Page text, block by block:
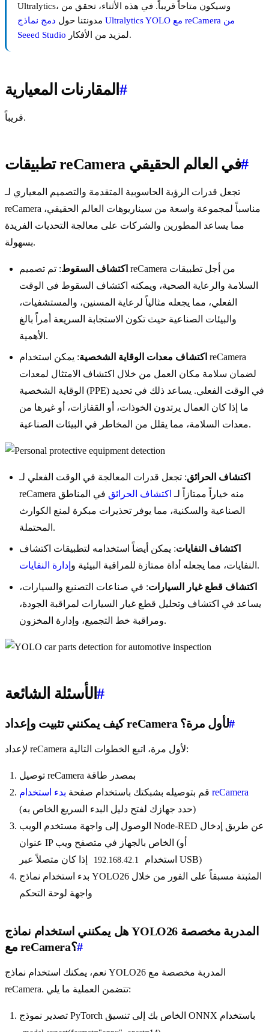
Ultralytics، وسيكون متاحاً قريباً. في هذه الأثناء، تحقق من
مدونتنا حول دمج نماذج Ultralytics YOLO مع reCamera من
Seeed Studio
لمزيد من الأفكار.
المقارنات المعيارية #
قريباً.
تطبيقات reCamera في العالم الحقيقي#
تجعل قدرات الرؤية الحاسوبية المتقدمة والتصميم المعياري لـ
reCamera مناسباً لمجموعة واسعة من سيناريوهات العالم الحقيقي،
مما يساعد المطورين والشركات على معالجة التحديات الفريدة
بسهولة.
اكتشاف السقوط: تم تصميم reCamera من أجل تطبيقات
السلامة والرعاية الصحية، ويمكنه اكتشاف السقوط في الوقت
الفعلي، مما يجعله مثالياً لرعاية المسنين، والمستشفيات،
والبيئات الصناعية حيث تكون الاستجابة السريعة أمراً بالغ
الأهمية.
اكتشاف معدات الوقاية الشخصية: يمكن استخدام reCamera
لضمان سلامة مكان العمل من خلال اكتشاف الامتثال لمعدات
الوقاية الشخصية (PPE) في الوقت الفعلي. يساعد ذلك في تحديد
ما إذا كان العمال يرتدون الخوذات، أو القفازات، أو غيرها من
معدات السلامة، مما يقلل من المخاطر في البيئات الصناعية.
اكتشاف الحرائق: تجعل قدرات المعالجة في الوقت الفعلي لـ
reCamera منه خياراً ممتازاً لـ اكتشاف الحرائق في المناطق
الصناعية والسكنية، مما يوفر تحذيرات مبكرة لمنع الكوارث
المحتملة.
اكتشاف النفايات: يمكن أيضاً استخدامه لتطبيقات اكتشاف
النفايات، مما يجعله أداة ممتازة للمراقبة البيئية و إدارة النفايات .
اكتشاف قطع غيار السيارات: في صناعات التصنيع والسيارات،
يساعد في اكتشاف وتحليل قطع غيار السيارات لمراقبة الجودة،
ومراقبة خط التجميع، وإدارة المخزون.
الأسئلة الشائعة#
كيف يمكنني تثبيت وإعداد reCamera لأول مرة؟#
لإعداد reCamera لأول مرة، اتبع الخطوات التالية:
توصيل reCamera بمصدر طاقة
قم بتوصيله بشبكتك باستخدام صفحة بدء استخدام reCamera
(حدد جهازك لفتح دليل البدء السريع الخاص به)
الوصول إلى واجهة مستخدم الويب Node-RED عن طريق إدخال
عنوان IP الخاص بالجهاز في متصفح ويب (أو
استخدام
192.168.42.1
إذا كان متصلاً عبر USB)
بدء استخدام نماذج YOLO26 المثبتة مسبقاً على الفور من خلال
واجهة لوحة التحكم
هل يمكنني استخدام نماذج YOLO26 المدربة مخصصة
مع reCamera؟#
نعم، يمكنك استخدام نماذج YOLO26 المدربة مخصصة مع
reCamera. تتضمن العملية ما يلي:
تصدير نموذج PyTorch الخاص بك إلى تنسيق ONNX باستخدام